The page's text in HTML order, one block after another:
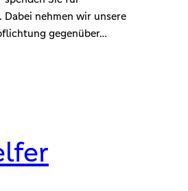
Dabei nehmen wir unsere
gegenüber…